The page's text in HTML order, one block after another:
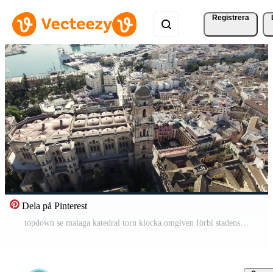
Registrera
Dela på Pinterest
topdown se malaga katedral torn klocka omgiven förbi stadens centrum byggnader, Spanien